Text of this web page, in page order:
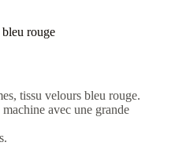
rouge
tissu velours bleu rouge.
avec une grande